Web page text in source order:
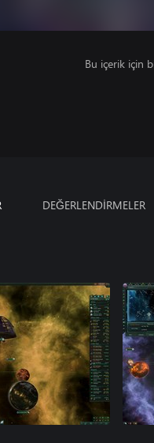
Bu içerik için
DEĞERLENDİRMELER